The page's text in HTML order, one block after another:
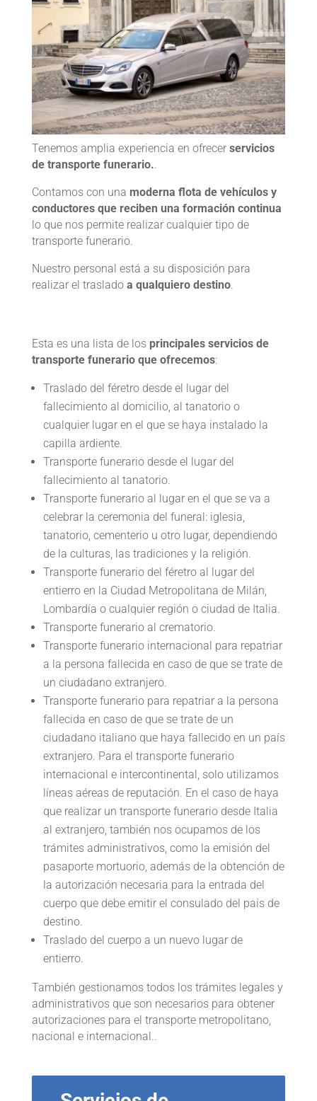
Tenemos amplia experiencia en ofrecer servicios
de transporte funerario..
Contamos con una moderna flota de vehículos y
conductores que reciben una formación continua
lo que nos permite realizar cualquier tipo de
transporte funerario.
Nuestro personal está a su disposición para
realizar el traslado a qualquiero destino.
Esta es una lista de los principales servicios de
transporte funerario que ofrecemos:
Traslado del féretro desde el lugar del
fallecimiento al domicilio, al tanatorio o
cualquier lugar en el que se haya instalado la
capilla ardiente.
Transporte funerario desde el lugar del
fallecimiento al tanatorio.
Transporte funerario al lugar en el que se va a
celebrar la ceremonia del funeral: iglesia,
tanatorio, cementerio u otro lugar, dependiendo
de la culturas, las tradiciones y la religión.
Transporte funerario del féretro al lugar del
entierro en la Ciudad Metropolitana de Milán,
Lombardía o cualquier región o ciudad de Italia.
Transporte funerario al crematorio.
Transporte funerario internacional para repatriar
a la persona fallecida en caso de que se trate de
un ciudadano extranjero.
Transporte funerario para repatriar a la persona
fallecida en caso de que se trate de un
ciudadano italiano que haya fallecido en un país
extranjero. Para el transporte funerario
internacional e intercontinental, solo utilizamos
líneas aéreas de reputación. En el caso de haya
que realizar un transporte funerario desde Italia
al extranjero, también nos ocupamos de los
trámites administrativos, como la emisión del
pasaporte mortuorio, además de la obtención de
la autorización necesaria para la entrada del
cuerpo que debe emitir el consulado del país de
destino.
Traslado del cuerpo a un nuevo lugar de
entierro.
También gestionamos todos los trámites legales y
administrativos que son necesarios para obtener
autorizaciones para el transporte metropolitano,
nacional e internacional..